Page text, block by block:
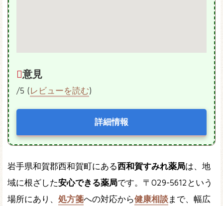
意見
/5 (レビューを読む)
詳細情報
岩手県和賀郡西和賀町にある西和賀すみれ薬局は、地
域に根ざした安心できる薬局です。〒029-5612という
場所にあり、 処方箋への対応から健康相談まで、幅広